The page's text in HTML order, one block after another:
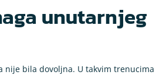
unutarnjeg
nije bila dovoljna. U takvim trenucima